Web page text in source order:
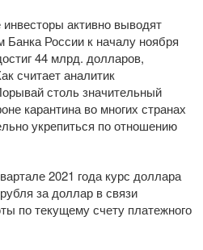
активно выводят
России к началу ноября
44 млрд. долларов,
считает аналитик
столь значительный
карантина во многих странах
укрепиться по отношению
2021 года курс доллара
за доллар в связи
по текущему счету платежного